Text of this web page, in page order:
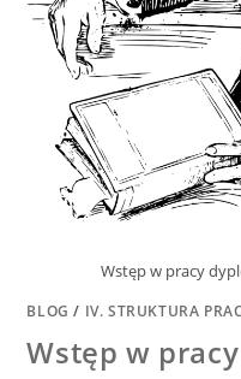
Wstęp w pracy
BLOG / IV. STRUKTURA
Wstęp w